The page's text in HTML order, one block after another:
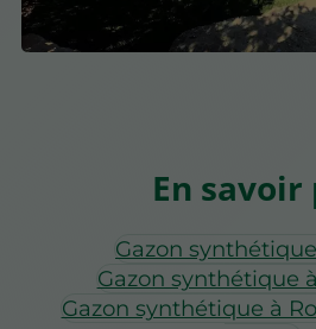
En savoir
Gazon
Gazon synthétique
Gazon synthétique à